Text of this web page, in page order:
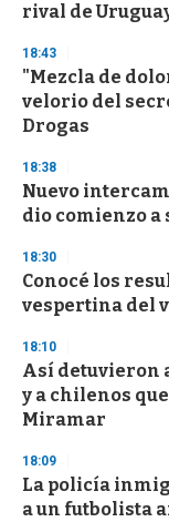
rival de
18:43
"Mezcla de
velorio del
Drogas
18:38
Nuevo
dio comienzo a
18:30
Conocé los
vespertina del
18:10
Así detuvieron
y a chilenos
Miramar
18:09
La policía
a un futbolista